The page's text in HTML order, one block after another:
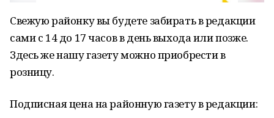
Свежую районку вы будете забирать в редакции
сами с 14 до 17 часов в день выхода или позже.
Здесь же нашу газету можно приобрести в
розницу.
Подписная цена на районную газету в редакции: